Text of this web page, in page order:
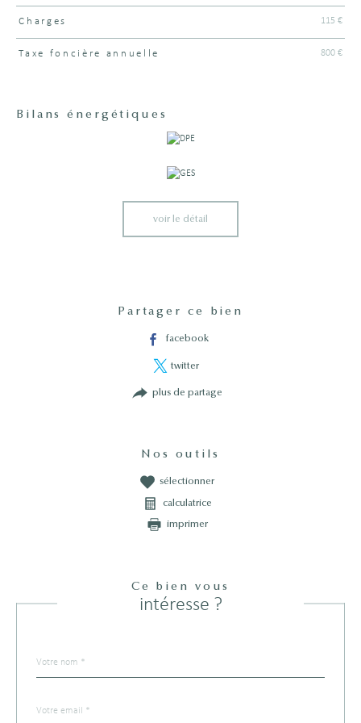
Charges 115 €
Taxe foncière annuelle 800 €
Bilans énergétiques
voir le détail
Partager ce bien
facebook
twitter
plus de partage
Nos outils
sélectionner
calculatrice
imprimer
Ce bien vous
intéresse ?
*
*